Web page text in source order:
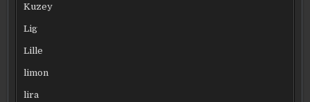
Kuzey
Lig
Lille
limon
lira